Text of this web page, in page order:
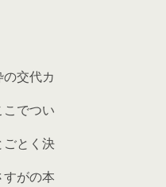
交代カ
でつい
ごとく決
がの本